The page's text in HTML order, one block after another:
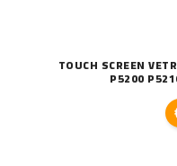
TOUCH SCREEN
P5200